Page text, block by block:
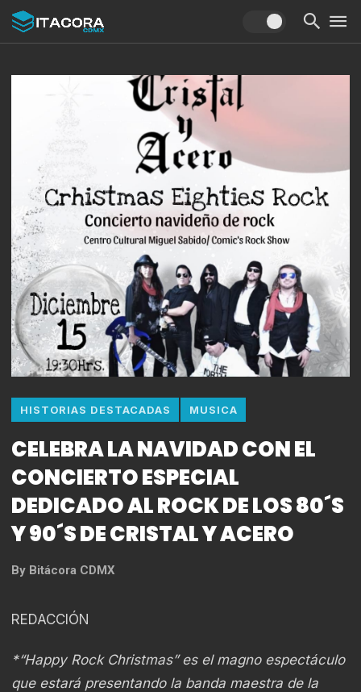
HISTORIAS DESTACADAS MUSICA
CELEBRA LA NAVIDAD CON EL
CONCIERTO ESPECIAL
DEDICADO AL ROCK DE LOS 80´S
Y 90´S DE CRISTAL Y ACERO
By Bitácora CDMX
REDACCIÓN
*“Happy Rock Christmas” es el magno espectáculo
que estará presentando la banda maestra de la